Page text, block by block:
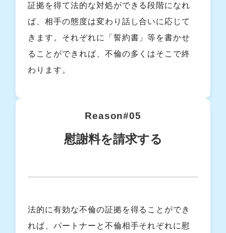
証拠を得て法的な対処ができる段階になれ
ば、相手の態度は変わり話し合いに応じて
きます。それぞれに「誓約書」等を書かせ
ることができれば、不倫の多くはそこで終
わります。
Reason#05
慰謝料を請求する
法的に有効な不倫の証拠を得ることができ
れば、パートナーと不倫相手それぞれに慰